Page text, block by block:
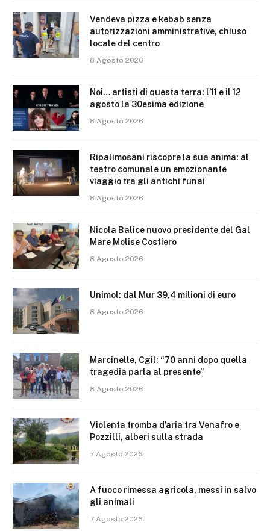
Vendeva pizza e kebab senza
autorizzazioni amministrative, chiuso
locale del centro
8 Agosto 2026
Noi… artisti di questa terra: l’11 e il 12
agosto la 30esima edizione
8 Agosto 2026
Ripalimosani riscopre la sua anima: al
teatro comunale un emozionante
viaggio tra gli antichi funai
8 Agosto 2026
Nicola Balice nuovo presidente del Gal
Mare Molise Costiero
8 Agosto 2026
Unimol: dal Mur 39,4 milioni di euro
8 Agosto 2026
Marcinelle, Cgil: “70 anni dopo quella
tragedia parla al presente”
8 Agosto 2026
Violenta tromba d’aria tra Venafro e
Pozzilli, alberi sulla strada
7 Agosto 2026
A fuoco rimessa agricola, messi in salvo
gli animali
7 Agosto 2026